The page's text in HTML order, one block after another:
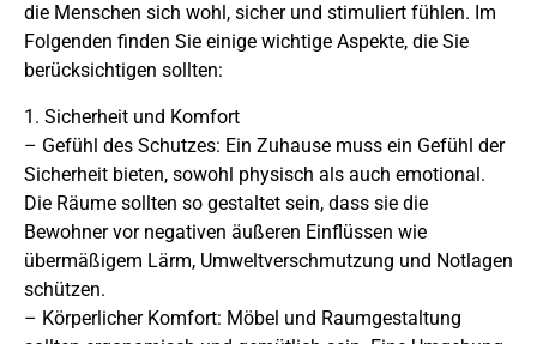
die Menschen sich wohl, sicher und stimuliert fühlen. Im
Folgenden finden Sie einige wichtige Aspekte, die Sie
berücksichtigen sollten:
1. Sicherheit und Komfort
– Gefühl des Schutzes: Ein Zuhause muss ein Gefühl der
Sicherheit bieten, sowohl physisch als auch emotional.
Die Räume sollten so gestaltet sein, dass sie die
Bewohner vor negativen äußeren Einflüssen wie
übermäßigem Lärm, Umweltverschmutzung und Notlagen
schützen.
– Körperlicher Komfort: Möbel und Raumgestaltung